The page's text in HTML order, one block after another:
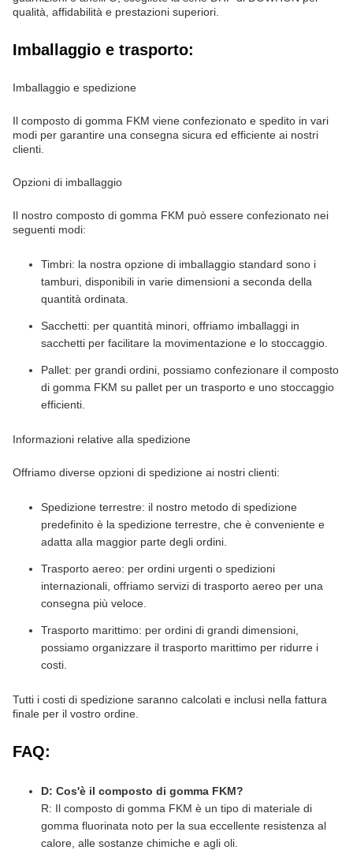
qualità, affidabilità e prestazioni superiori.
Imballaggio e trasporto:
Imballaggio e spedizione
Il composto di gomma FKM viene confezionato e spedito in vari
modi per garantire una consegna sicura ed efficiente ai nostri
clienti.
Opzioni di imballaggio
Il nostro composto di gomma FKM può essere confezionato nei
seguenti modi:
Timbri: la nostra opzione di imballaggio standard sono i
tamburi, disponibili in varie dimensioni a seconda della
quantità ordinata.
Sacchetti: per quantità minori, offriamo imballaggi in
sacchetti per facilitare la movimentazione e lo stoccaggio.
Pallet: per grandi ordini, possiamo confezionare il composto
di gomma FKM su pallet per un trasporto e uno stoccaggio
efficienti.
Informazioni relative alla spedizione
Offriamo diverse opzioni di spedizione ai nostri clienti:
Spedizione terrestre: il nostro metodo di spedizione
predefinito è la spedizione terrestre, che è conveniente e
adatta alla maggior parte degli ordini.
Trasporto aereo: per ordini urgenti o spedizioni
internazionali, offriamo servizi di trasporto aereo per una
consegna più veloce.
Trasporto marittimo: per ordini di grandi dimensioni,
possiamo organizzare il trasporto marittimo per ridurre i
costi.
Tutti i costi di spedizione saranno calcolati e inclusi nella fattura
finale per il vostro ordine.
FAQ:
D: Cos'è il composto di gomma FKM?
R: Il composto di gomma FKM è un tipo di materiale di
gomma fluorinata noto per la sua eccellente resistenza al
calore, alle sostanze chimiche e agli oli.